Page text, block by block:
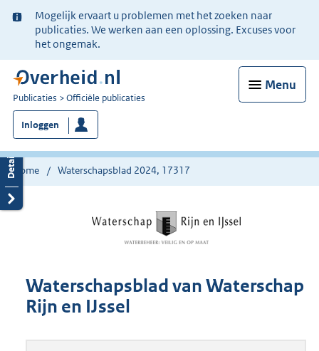
Ter
informatie:
Mogelijk ervaart u problemen met het zoeken naar
publicaties. We werken aan een oplossing. Excuses voor
het ongemak.
Menu
U
bent
nu
hier:
Publicaties Officiële publicaties
Inloggen
Home Waterschapsblad 2024, 17317
Waterschapsblad van Waterschap
Rijn en IJssel